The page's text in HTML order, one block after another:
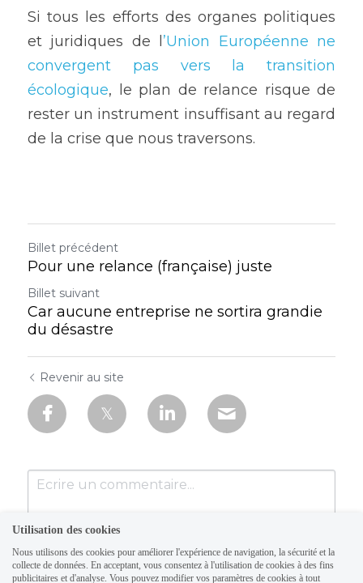
Si tous les efforts des organes politiques
et juridiques de l ’Union Européenne ne
convergent pas vers la transition
écologique, le plan de relance risque de
rester un instrument insuffisant au regard
de la crise que nous traversons.
Billet précédent
Pour une relance (française) juste
Billet suivant
Car aucune entreprise ne sortira grandie
du désastre
Revenir au site
Utilisation des cookies
Nous utilisons des cookies pour améliorer l'expérience de navigation, la sécurité et la
collecte de données. En acceptant, vous consentez à l'utilisation de cookies à des fins
publicitaires et d'analyse. Vous pouvez modifier vos paramètres de cookies à tout